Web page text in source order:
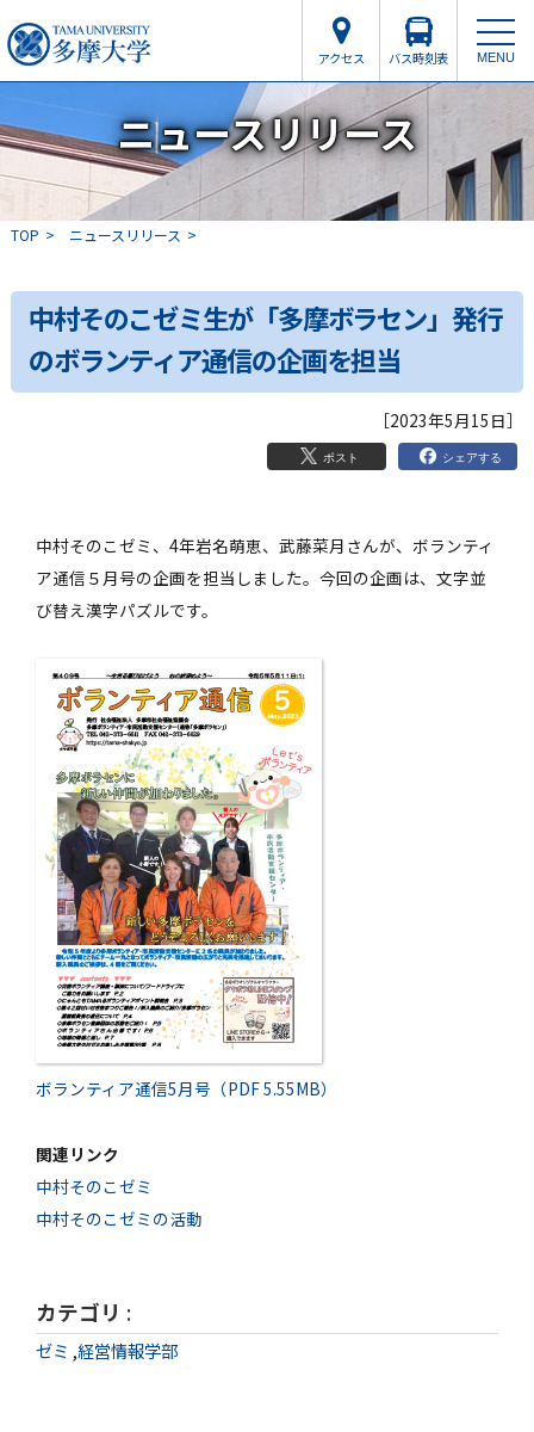
アクセス バス時刻表 MENU
ニュースリリース
TOP ニュースリリース
中村そのこゼミ生が「多摩ボラセン」発行
のボランティア通信の企画を担当
［2023年5月15日］
ポスト シェアする
中村そのこゼミ、4年岩名萌恵、武藤菜月さんが、ボランティ
ア通信５月号の企画を担当しました。今回の企画は、文字並
び替え漢字パズルです。
ボランティア通信5月号（PDF 5.55MB）
関連リンク
中村そのこゼミ
中村そのこゼミの活動
カテゴリ :
ゼミ ,経営情報学部